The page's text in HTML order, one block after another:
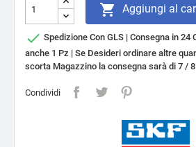
 Aggiungi al
 Spedizione Con GLS | Consegna in 24
anche 1 Pz | Se Desideri ordinare altre
scorta Magazzino la consegna sarà di 7 /
Condividi